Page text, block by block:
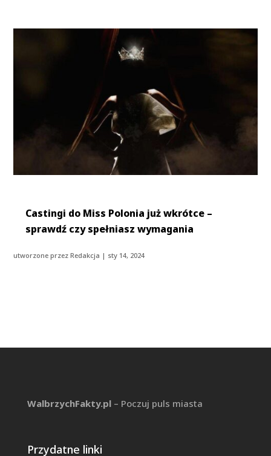
Castingi do Miss Polonia już wkrótce –
sprawdź czy spełniasz wymagania
utworzone przezRedakcja | sty 14, 2024
WalbrzychFakty.pl– Poczuj puls miasta
Przydatne linki